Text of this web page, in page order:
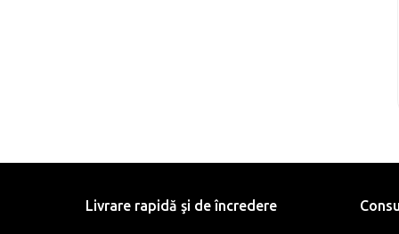
Livrare rapidă şi de încredere